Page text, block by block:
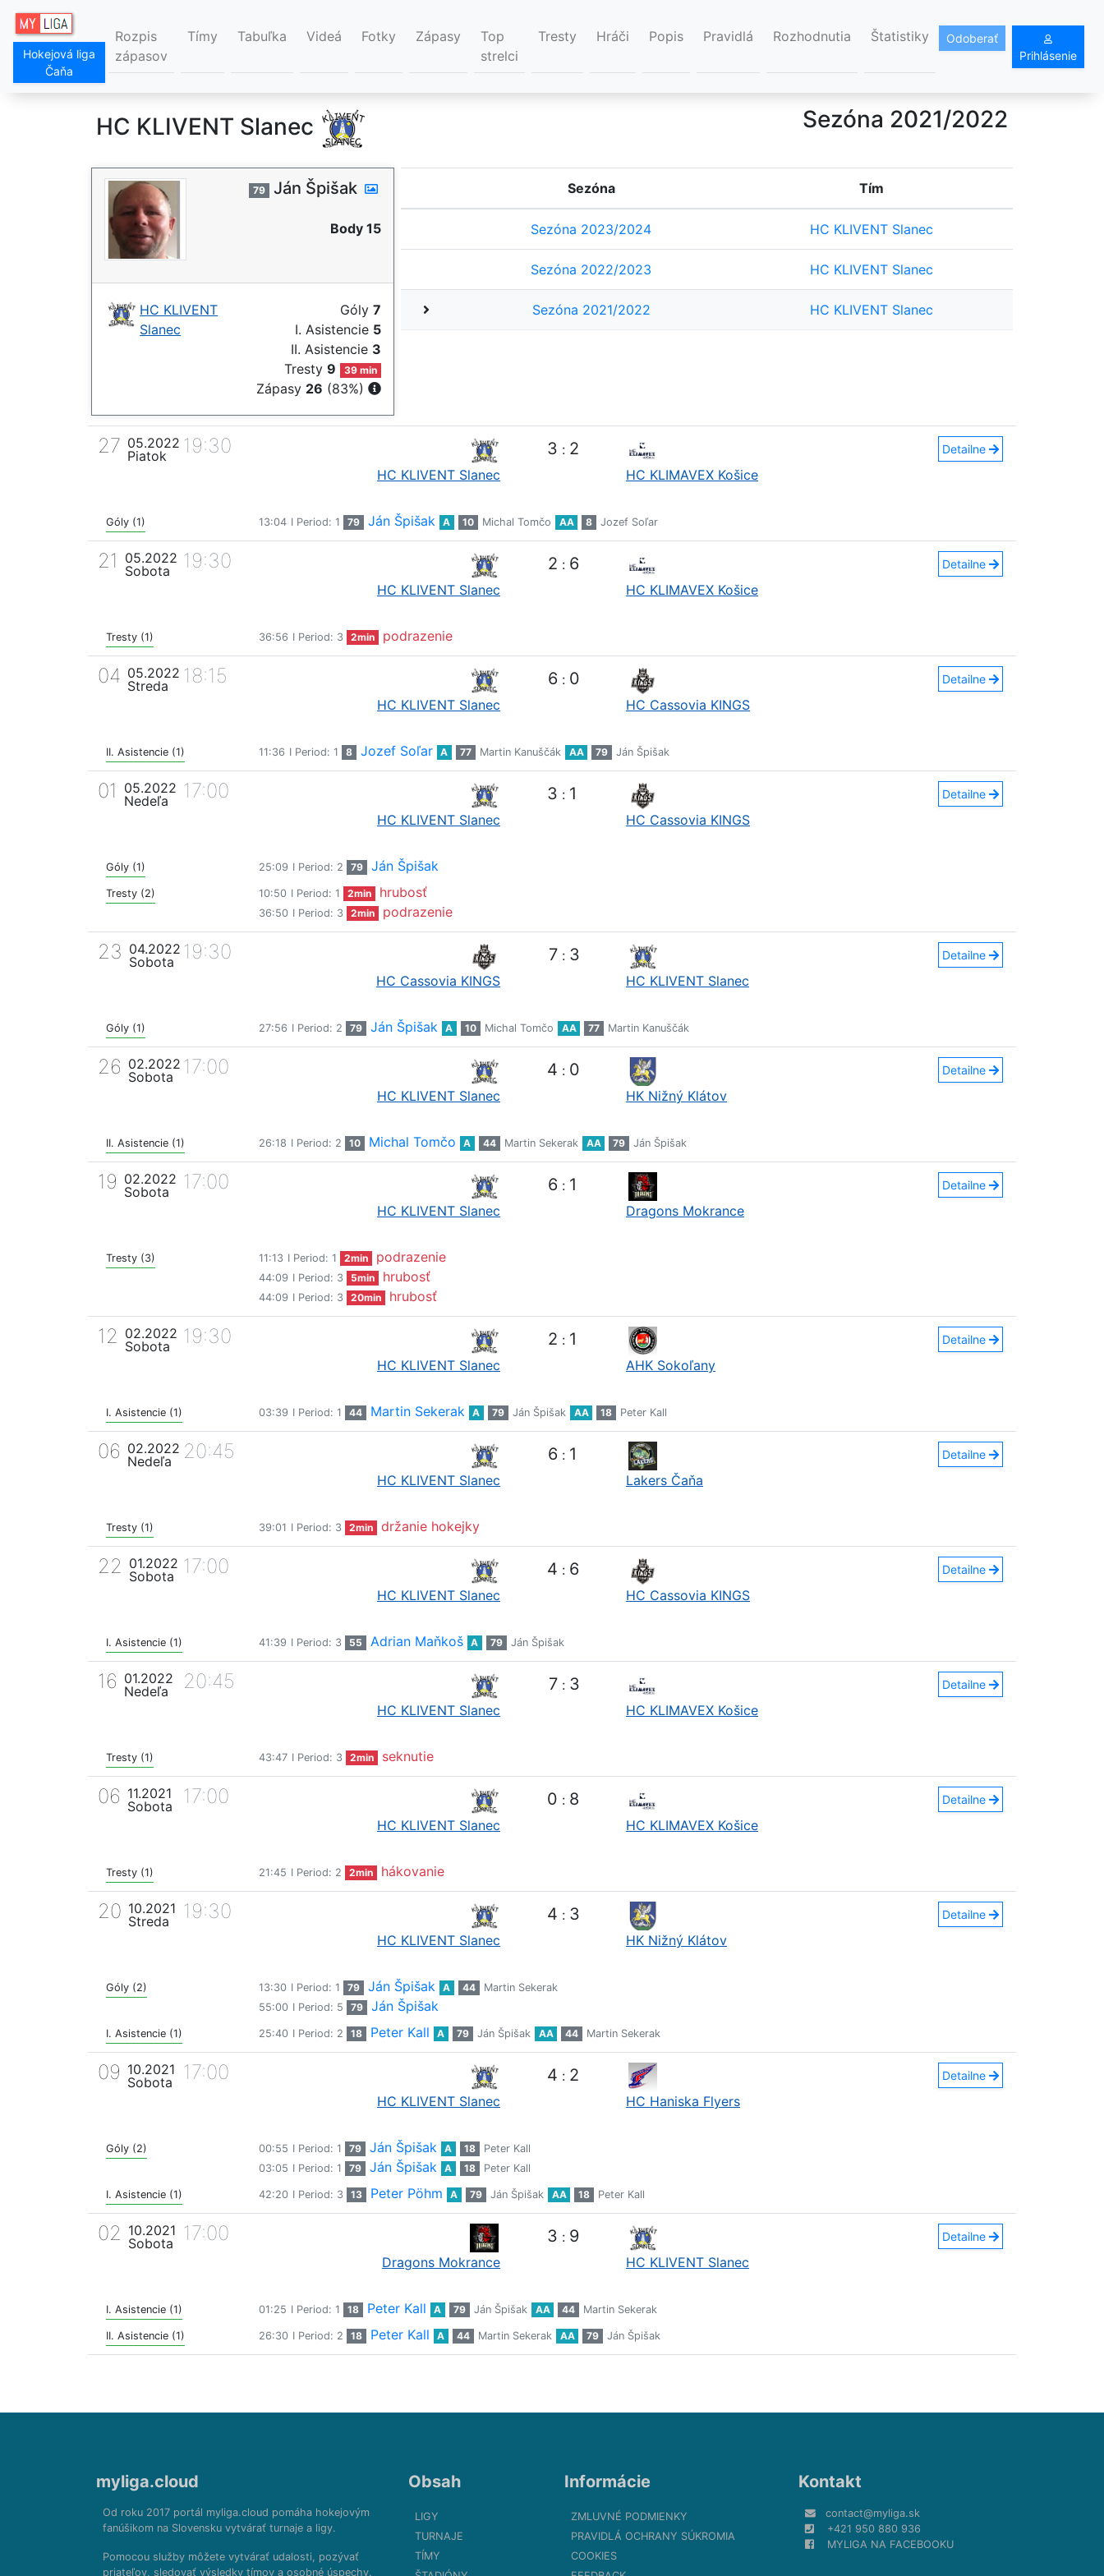
Hokejová liga
Čaňa
Rozpis
zápasov
Tímy Tabuľka Videá Fotky Zápasy
Top
strelci
Tresty Hráči Popis Pravidlá Rozhodnutia Štatistiky
Odoberať
Prihlásenie
HC KLIVENT Slanec Sezóna 2021/2022
79 Ján Špišak
Body 15
HC KLIVENT
Slanec
Góly 7
I. Asistencie 5
II. Asistencie 3
Tresty9 39 min
Zápasy 26 (83%)
Sezóna Tím
Sezóna 2023/2024 HC KLIVENT Slanec
Sezóna 2022/2023 HC KLIVENT Slanec
Sezóna 2021/2022 HC KLIVENT Slanec
27 05.2022
Piatok
19:30
HC KLIVENT Slanec
3 : 2
HC KLIMAVEX Košice
Detailne
Góly (1) 13:04 I Period: 1 79 Ján Špišak A 10 Michal Tomčo AA 8 Jozef Soľar
21
05.2022
Sobota
19:30
HC KLIVENT Slanec
2 : 6
HC KLIMAVEX Košice
Detailne
Tresty (1) 36:56 I Period: 3 2min podrazenie
04 05.2022
Streda
18:15
HC KLIVENT Slanec
6 : 0
HC Cassovia KINGS
Detailne
II. Asistencie (1) 11:36 I Period: 1 8 Jozef Soľar A 77 Martin Kanuščák AA 79 Ján Špišak
01
05.2022
Nedeľa
17:00
HC KLIVENT Slanec
3 : 1
HC Cassovia KINGS
Detailne
Góly (1) 25:09 I Period: 2 79 Ján Špišak
Tresty (2) 10:50 I Period: 1 2min hrubosť
36:50 I Period: 3 2min podrazenie
23 04.2022
Sobota
19:30
HC Cassovia KINGS
7 : 3
HC KLIVENT Slanec
Detailne
Góly (1) 27:56 I Period: 2 79 Ján Špišak A 10 Michal Tomčo AA 77 Martin Kanuščák
26 02.2022
Sobota
17:00
HC KLIVENT Slanec
4 : 0
HK Nižný Klátov
Detailne
II. Asistencie (1) 26:18 I Period: 2 10 Michal Tomčo A 44 Martin Sekerak AA 79 Ján Špišak
19 02.2022
Sobota
17:00
HC KLIVENT Slanec
6 : 1
Dragons Mokrance
Detailne
Tresty (3) 11:13 I Period: 1 2min podrazenie
44:09 I Period: 3 5min hrubosť
44:09 I Period: 3 20min hrubosť
12 02.2022
Sobota
19:30
HC KLIVENT Slanec
2 : 1
AHK Sokoľany
Detailne
I. Asistencie (1) 03:39 I Period: 1 44 Martin Sekerak A 79 Ján Špišak AA 18 Peter Kall
06 02.2022
Nedeľa
20:45
HC KLIVENT Slanec
6 : 1
Lakers Čaňa
Detailne
Tresty (1) 39:01 I Period: 3 2min držanie hokejky
22 01.2022
Sobota
17:00
HC KLIVENT Slanec
4 : 6
HC Cassovia KINGS
Detailne
I. Asistencie (1) 41:39 I Period: 3 55 Adrian Maňkoš A 79 Ján Špišak
16 01.2022
Nedeľa
20:45
HC KLIVENT Slanec
7 : 3
HC KLIMAVEX Košice
Detailne
Tresty (1) 43:47 I Period: 3 2min seknutie
06 11.2021
Sobota
17:00
HC KLIVENT Slanec
0 : 8
HC KLIMAVEX Košice
Detailne
Tresty (1) 21:45 I Period: 2 2min hákovanie
20 10.2021
Streda
19:30
HC KLIVENT Slanec
4 : 3
HK Nižný Klátov
Detailne
Góly (2) 13:30 I Period: 1 79 Ján Špišak A 44
Martin Sekerak
55:00 I Period: 5 79 Ján Špišak
I. Asistencie (1) 25:40 I Period: 2 18 Peter Kall A 79 Ján Špišak AA 44 Martin Sekerak
09 10.2021
Sobota
17:00
HC KLIVENT Slanec
4 : 2
HC Haniska Flyers
Detailne
Góly (2) 00:55 I Period: 1 79 Ján Špišak A 18
Peter Kall
03:05 I Period: 1 79 Ján Špišak A 18 Peter Kall
I. Asistencie (1) 42:20 I Period: 3 13 Peter Pöhm A 79 Ján Špišak AA 18 Peter Kall
02 10.2021
Sobota
17:00
Dragons Mokrance
3 : 9
HC KLIVENT Slanec
Detailne
I. Asistencie (1) 01:25 I Period: 1 18 Peter Kall A 79 Ján Špišak AA 44 Martin Sekerak
II. Asistencie (1) 26:30 I Period: 2 18 Peter Kall A 44 Martin Sekerak AA 79 Ján Špišak
myliga.cloud
Od roku 2017 portál myliga.cloud pomáha hokejovým
fanúšikom na Slovensku vytvárať turnaje a ligy.
Pomocou služby môžete vytvárať udalosti, pozývať
priateľov, sledovať výsledky tímov a osobné úspechy.
Obsah
LIGY
TURNAJE
TÍMY
Informácie
ZMLUVNÉ PODMIENKY
PRAVIDLÁ OCHRANY SÚKROMIA
COOKIES
Kontakt
contact@myliga.sk
+421 950 880 936
MYLIGA NA FACEBOOKU